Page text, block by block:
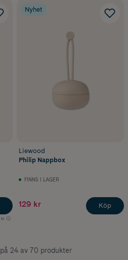
kr
Nyhet
Liewood
Philip Nappbox
FINNS I LAGER
129 kr Köp
24 av 70 produkter